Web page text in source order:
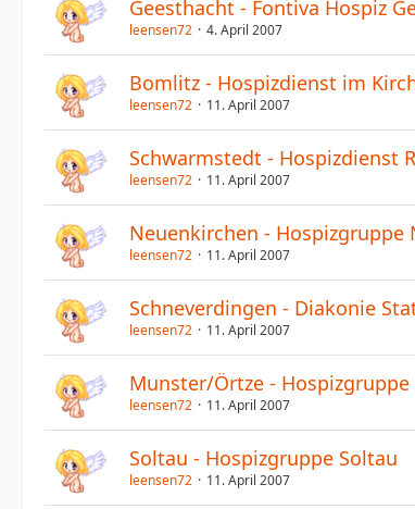
Geesthacht - Fontiva Hospiz
leensen72 4. April 2007
Bomlitz - Hospizdienst im
leensen72 11. April 2007
Schwarmstedt - Hospizdienst
leensen72 11. April 2007
Neuenkirchen - Hospizgruppe
leensen72 11. April 2007
Schneverdingen - Diakonie
leensen72 11. April 2007
Munster/Örtze -
leensen72 11. April 2007
Soltau - Hospizgruppe Soltau
leensen72 11. April 2007